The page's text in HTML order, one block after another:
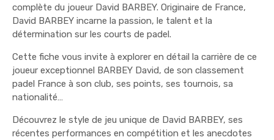
complète du joueur David BARBEY. Originaire de France,
David BARBEY incarne la passion, le talent et la
détermination sur les courts de padel.
Cette fiche vous invite à explorer en détail la carrière de ce
joueur exceptionnel BARBEY David, de son classement
padel France à son club, ses points, ses tournois, sa
nationalité…
Découvrez le style de jeu unique de David BARBEY, ses
récentes performances en compétition et les anecdotes